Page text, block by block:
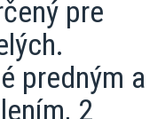
pre
predným a
2